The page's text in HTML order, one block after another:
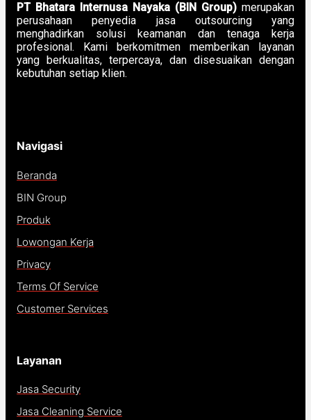
PT Bhatara Internusa Nayaka (BIN Group) merupakan
perusahaan penyedia jasa outsourcing yang
menghadirkan solusi keamanan dan tenaga kerja
profesional. Kami berkomitmen memberikan layanan
yang berkualitas, terpercaya, dan disesuaikan dengan
kebutuhan setiap klien.
Navigasi
Beranda
BIN Group
Produk
Lowongan Kerja
Privacy
Terms Of Service
Customer Services
Layanan
Jasa Security
Jasa Cleaning Service